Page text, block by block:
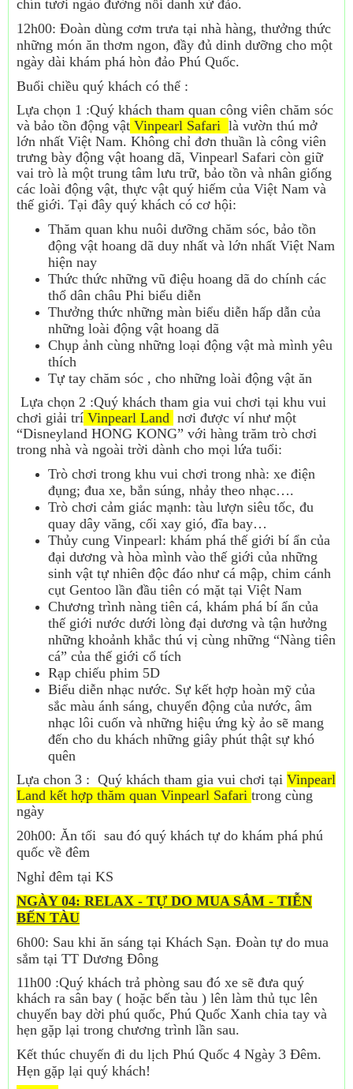
chín tươi ngào đường nổi danh xứ đảo.
12h00: Đoàn dùng cơm trưa tại nhà hàng, thưởng thức
những món ăn thơm ngon, đầy đủ dinh dưỡng cho một
ngày dài khám phá hòn đảo Phú Quốc.
Buổi chiều quý khách có thể :
Lựa chọn 1 :Quý khách tham quan công viên chăm sóc
và bảo tồn động vật Vinpearl Safari là vườn thú mở
lớn nhất Việt Nam. Không chỉ đơn thuần là công viên
trưng bày động vật hoang dã, Vinpearl Safari còn giữ
vai trò là một trung tâm lưu trữ, bảo tồn và nhân giống
các loài động vật, thực vật quý hiếm của Việt Nam và
thế giới. Tại đây quý khách có cơ hội:
Thăm quan khu nuôi dưỡng chăm sóc, bảo tồn
động vật hoang dã duy nhất và lớn nhất Việt Nam
hiện nay
Thức thức những vũ điệu hoang dã do chính các
thổ dân châu Phi biểu diễn
Thưởng thức những màn biểu diễn hấp dẫn của
những loài động vật hoang dã
Chụp ảnh cùng những loại động vật mà mình yêu
thích
Tự tay chăm sóc , cho những loài động vật ăn
Lựa chọn 2 :Quý khách tham gia vui chơi tại khu vui
chơi giải trí Vinpearl Land nơi được ví như một
“Disneyland HONG KONG” với hàng trăm trò chơi
trong nhà và ngoài trời dành cho mọi lứa tuổi:
Trò chơi trong khu vui chơi trong nhà: xe điện
đụng; đua xe, bắn súng, nhảy theo nhạc….
Trò chơi cảm giác mạnh: tàu lượn siêu tốc, đu
quay dây văng, cối xay gió, đĩa bay…
Thủy cung Vinpearl: khám phá thế giới bí ẩn của
đại dương và hòa mình vào thế giới của những
sinh vật tự nhiên độc đáo như cá mập, chim cánh
cụt Gentoo lần đầu tiên có mặt tại Việt Nam
Chương trình nàng tiên cá, khám phá bí ẩn của
thế giới nước dưới lòng đại dương và tận hưởng
những khoảnh khắc thú vị cùng những “Nàng tiên
cá” của thế giới cổ tích
Rạp chiếu phim 5D
Biểu diễn nhạc nước. Sự kết hợp hoàn mỹ của
sắc màu ánh sáng, chuyển động của nước, âm
nhạc lôi cuốn và những hiệu ứng kỳ ảo sẽ mang
đến cho du khách những giây phút thật sự khó
quên
Lựa chon 3 : Quý khách tham gia vui chơi tại Vinpearl
Land kết hợp thăm quan Vinpearl Safari trong cùng
ngày
20h00: Ăn tối sau đó quý khách tự do khám phá phú
quốc về đêm
Nghỉ đêm tại KS
NGÀY 04: RELAX - TỰ DO MUA SẮM - TIỄN
BẾN TÀU
6h00: Sau khi ăn sáng tại Khách Sạn. Đoàn tự do mua
sắm tại TT Dương Đông
11h00 :Quý khách trả phòng sau đó xe sẽ đưa quý
khách ra sân bay ( hoặc bến tàu ) lên làm thủ tục lên
chuyến bay dời phú quốc, Phú Quốc Xanh chia tay và
hẹn gặp lại trong chương trình lần sau.
Kết thúc chuyến đi du lịch Phú Quốc 4 Ngày 3 Đêm.
Hẹn gặp lại quý khách!